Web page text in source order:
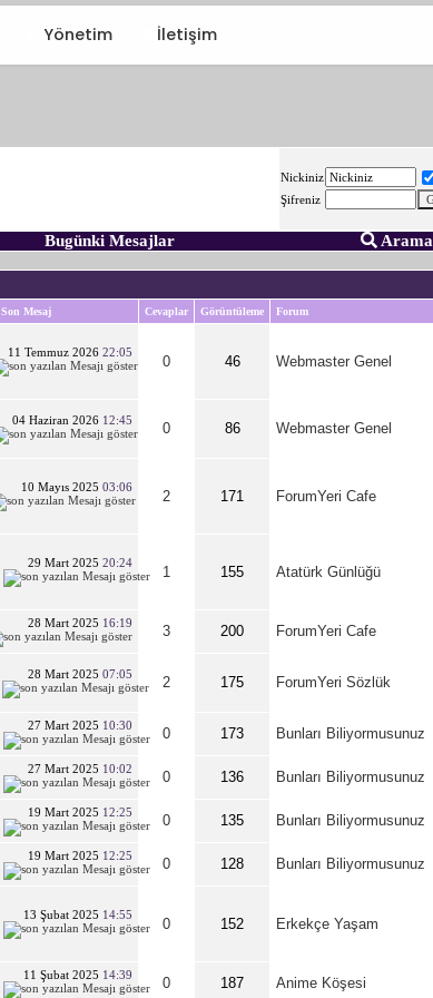
Yönetim İletişim
Nickiniz
Şifreniz
Bugünki Mesajlar Arama
Son Mesaj Cevaplar Görüntüleme Forum
11 Temmuz 202622:05
0 46 Webmaster Genel
04 Haziran 2026 12:45
0 86 Webmaster Genel
10 Mayıs 202503:06
2 171 ForumYeri Cafe
29 Mart 202520:24
1 155 Atatürk Günlüğü
28 Mart 2025 16:19
3 200 ForumYeri Cafe
28 Mart 202507:05
2 175 ForumYeri Sözlük
27 Mart 2025 10:30
0 173 Bunları Biliyormusunuz
27 Mart 2025 10:02
0 136 Bunları Biliyormusunuz
19 Mart 2025 12:25
0 135 Bunları Biliyormusunuz
19 Mart 2025 12:25
0 128 Bunları Biliyormusunuz
13 Şubat 2025 14:55
0 152 Erkekçe Yaşam
11 Şubat 2025 14:39
0 187 Anime Köşesi